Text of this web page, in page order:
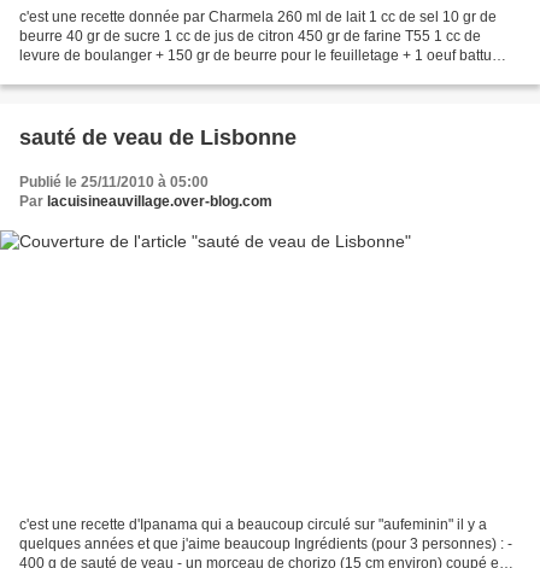
c'est une recette donnée par Charmela 260 ml de lait 1 cc de sel 10 gr de
beurre 40 gr de sucre 1 cc de jus de citron 450 gr de farine T55 1 cc de
levure de boulanger + 150 gr de beurre pour le feuilletage + 1 oeuf battu
sauté de veau de Lisbonne
Publié le 25/11/2010 à 05:00
Par lacuisineauvillage.over-blog.com
c'est une recette d'Ipanama qui a beaucoup circulé sur "aufeminin" il y a
quelques années et que j'aime beaucoup Ingrédients (pour 3 personnes) : -
400 g de sauté de veau - un morceau de chorizo (15 cm environ) coupé en